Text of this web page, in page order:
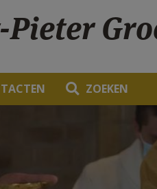
Pieter
ZOEKEN